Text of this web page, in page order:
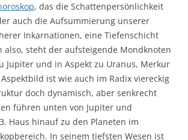
, das die Schattenpersönlichkeit
auch die Aufsummierung unserer
Inkarnationen, eine Tiefenschicht
also, steht der aufsteigende Mondknoten
Jupiter und in Aspekt zu Uranus, Merkur
ist wie auch im Radix viereckig
doch dynamisch, aber senkrecht
führen unten von Jupiter und
Haus hinauf zu den Planeten im
In seinem tiefsten Wesen ist